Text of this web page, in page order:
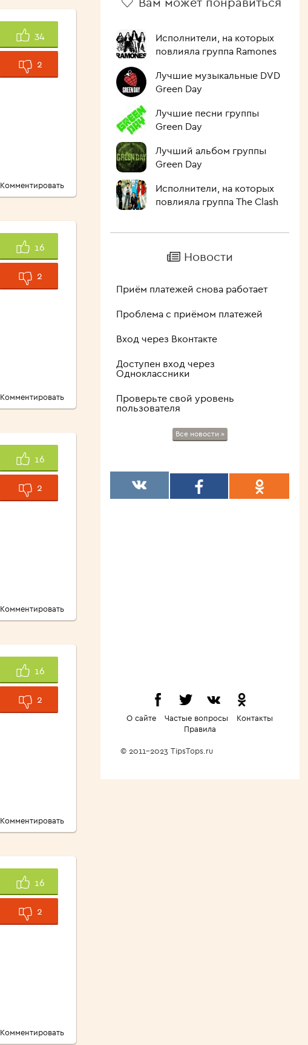
34
2
Комментировать
16
2
Комментировать
16
2
Комментировать
16
2
Комментировать
16
2
Комментировать
Исполнители, на которых
повлияла группа Ramones
Лучшие музыкальные DVD
Green Day
Лучшие песни группы
Green Day
Лучший альбом группы
Green Day
Исполнители, на которых
повлияла группа The Clash
Новости
Приём платежей снова работает
Проблема с приёмом платежей
Вход через Вконтакте
Доступен вход через
Одноклассники
Проверьте свой уровень
пользователя
Все новости »
О сайте Частые вопросы
Контакты
Правила
© 2011-2023 TipsTops.ru